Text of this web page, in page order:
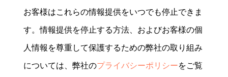
お客様はこれらの情報提供をいつでも停止できま
す。情報提供を停止する方法、およびお客様の個
人情報を尊重して保護するための弊社の取り組み
については、弊社のプライバシーポリシーをご覧